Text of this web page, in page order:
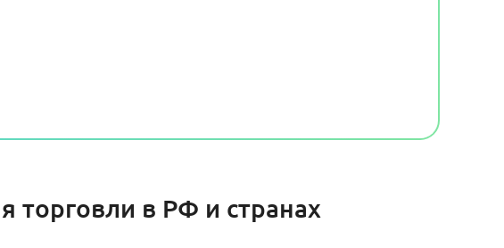
торговли в РФ и странах